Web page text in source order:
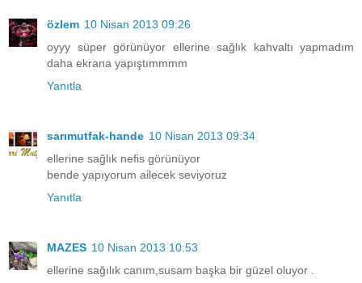
özlem 10 Nisan 2013 09:26
oyyy süper görünüyor ellerine sağlık kahvaltı yapmadım
daha ekrana yapıştımmmm
Yanıtla
sarımutfak-hande 10 Nisan 2013 09:34
ellerine sağlık nefis görünüyor
bende yapıyorum ailecek seviyoruz
Yanıtla
MAZES 10 Nisan 2013 10:53
ellerine sağılık canım,susam başka bir güzel oluyor .